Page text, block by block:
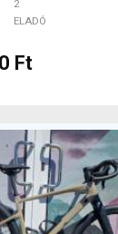
2
ELADÓ
Ft